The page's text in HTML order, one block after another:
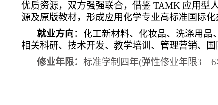
优质资源，双方强强联合，借鉴 TAMK 应用型
源及原版教材，形成应用化学专业高标准国际
就业方向 ：化工新材料、化妆品、洗涤用
相关科研、技术开发、教学培训、管理营销、
修业年限： 标准学制四年(弹性修业年限3—6